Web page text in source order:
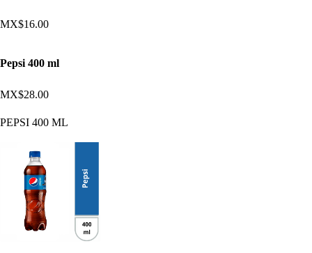
MX$16.00
Pepsi 400 ml
MX$28.00
PEPSI 400 ML